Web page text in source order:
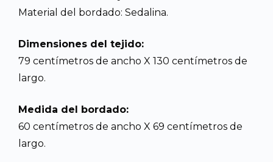
Material del bordado: Sedalina.
Dimensiones del tejido:
79 centímetros de ancho X 130 centímetros de
largo.
Medida del bordado:
60 centímetros de ancho X 69 centímetros de
largo.